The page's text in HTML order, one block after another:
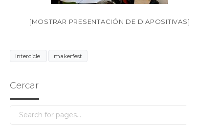
[MOSTRAR PRESENTACIÓN DE DIAPOSITIVAS]
intercicle makerfest
Cercar